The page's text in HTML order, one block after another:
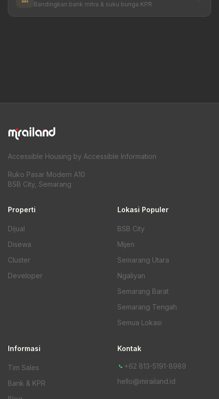
Bandingkan bank mitra & suku bunga KPR
Accessible Housing by Accessible Information
Ruko Pasar Modern A10
BSB City, Semarang
Properti
Dijual
Disewa
Cluster
Developer
Lokasi Populer
BSB City
Mijen
Semarang Utara
Ngaliyan
Semarang Barat
Semarang Tengah
Semua Lokasi
Informasi
Tim Sales
Bank & KPR
Kontak
+62 813-5191-8989
hello@mirailand.id